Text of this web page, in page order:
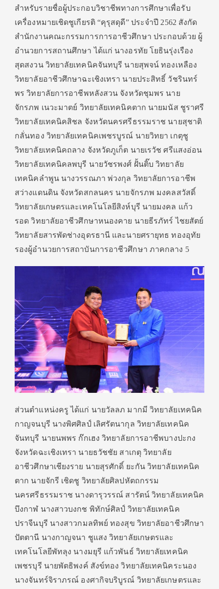
สำหรับรายชื่อผู้ประกอบวิชาชีพทางการศึกษาเพื่อรับ
เครื่องหมายเชิดชูเกียรติ “คุรุสดุดี” ประจําปี 2562 สังกัด
สำนักงานคณะกรรมการการอาชีวศึกษา ประกอบด้วย ผู้
อำนวยการสถานศึกษา ได้แก่ นางอรทัย โยธินรุ่งเรือง
สุดสงวน วิทยาลัยเทคนิคจันทบุรี นายสุพจน์ ทองเหลือง
วิทยาลัยอาชีวศึกษาฉะเชิงเทรา นายประสิทธิ์ วัชรินทร์
พร วิทยาลัยการอาชีพหลังสวน จังหวัดชุมพร นาย
จักรภพ เนวะมาตย์ วิทยาลัยเทคนิคตาก นายมนัส ชูราศรี
วิทยาลัยเทคนิคสิชล จังหวัดนครศรีธรรมราช นายสุชาติ
กลั่นทอง วิทยาลัยเทคนิคเพชรบูรณ์ นายวิทยา เกตุชู
วิทยาลัยเทคนิคถลาง จังหวัดภูเก็ต นายเรวัช ศรีแสงอ่อน
วิทยาลัยเทคนิคลพบุรี นายวัชรพงศ์ ฝั้นติ๊บ วิทยาลัย
เทคนิคลำพูน นางวรรณภา พ่วงกุล วิทยาลัยการอาชีพ
สว่างแดนดิน จังหวัดสกลนคร นายจักรภพ มงคลสวัสดิ์
วิทยาลัยเกษตรและเทคโนโลยีสิงห์บุรี นายมงคล แก้ว
รอด วิทยาลัยอาชีวศึกษาหนองคาย นายธีรภัทร์ ไชยสัตย์
วิทยาลัยสารพัดช่างอุดรธานี และนายศรายุทธ ทองอุทัย
รองผู้อำนวยการสถาบันการอาชีวศึกษา ภาคกลาง 5
ส่วนตำแหน่งครู ได้แก่ นายวัลลภ มากมี วิทยาลัยเทคนิค
กาญจนบุรี นางพิศศิลป์ เลิศรัตนากุล วิทยาลัยเทคนิค
จันทบุรี นายนพพร ก๊กเฮง วิทยาลัยการอาชีพบางปะกง
จังหวัดฉะเชิงเทรา นายธวัชชัย สาเกตุ วิทยาลัย
อาชีวศึกษาเชียงราย นายสุรศักดิ์ ยะกัน วิทยาลัยเทคนิค
ตาก นายจักรี เชิดชู วิทยาลัยศิลปหัตถกรรม
นครศรีธรรมราช นางดารุวรรณ์ สารัตน์ วิทยาลัยเทคนิค
บึงกาฬ นางสาวบงกช พิทักษ์ศิลป์ วิทยาลัยเทคนิค
ปราจีนบุรี นางสาวกมลทิพย์ ทองสุข วิทยาลัยอาชีวศึกษา
ปัตตานี นางกาญจนา ชูแสง วิทยาลัยเกษตรและ
เทคโนโลยีพัทลุง นางมยุรี แก้วพันธ์ วิทยาลัยเทคนิค
เพชรบุรี นายพัตธิพงค์ สังข์ทอง วิทยาลัยเทคนิคระนอง
นางจันทร์จิราภรณ์ องศากิจบริบูรณ์ วิทยาลัยเกษตรและ